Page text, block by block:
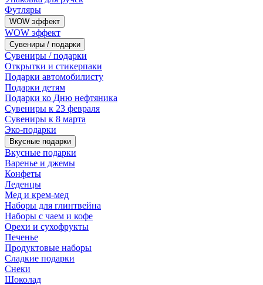
Футляры
WOW эффект
WOW эффект
Сувениры / подарки
Сувениры / подарки
Открытки и стикерпаки
Подарки автомобилисту
Подарки детям
Подарки ко Дню нефтяника
Сувениры к 23 февраля
Сувениры к 8 марта
Эко-подарки
Вкусные подарки
Вкусные подарки
Варенье и джемы
Конфеты
Леденцы
Мед и крем-мед
Наборы для глинтвейна
Наборы с чаем и кофе
Орехи и сухофрукты
Печенье
Продуктовые наборы
Сладкие подарки
Снеки
Шоколад